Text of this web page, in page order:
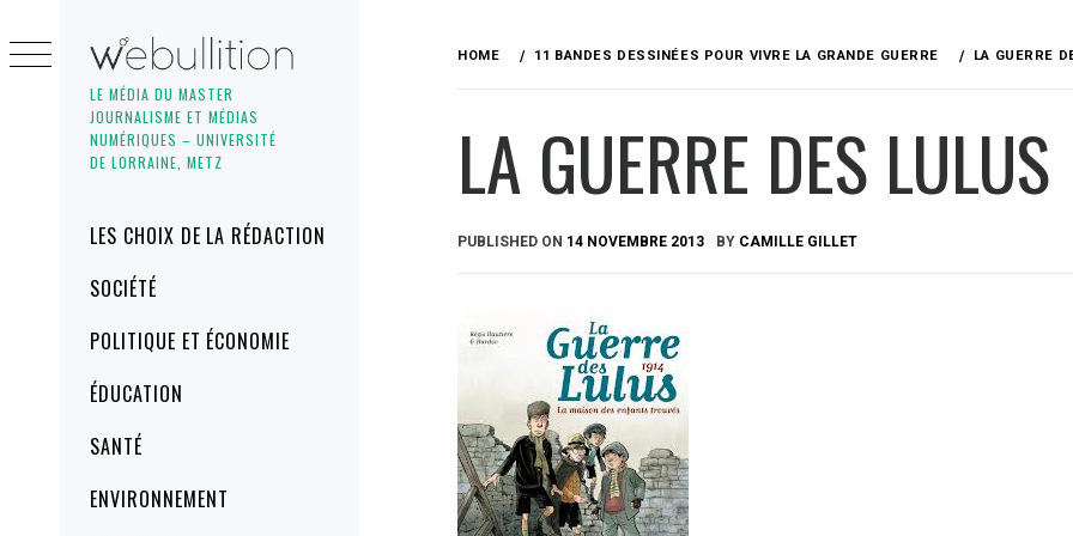
LE MÉDIA DU MASTER
JOURNALISME ET MÉDIAS
NUMÉRIQUES – UNIVERSITÉ
DE LORRAINE, METZ
MenuLES CHOIX DE LA RÉDACTION
SOCIÉTÉ
POLITIQUE ET ÉCONOMIE
ÉDUCATION
SANTÉ
ENVIRONNEMENT
to
content
HOME 11 BANDES DESSINÉES POUR VIVRE LA GRANDE GUERRE LA GUERRE
LA GUERRE DES LULUS
PUBLISHED ON 14 NOVEMBRE 2013 BY CAMILLE GILLET